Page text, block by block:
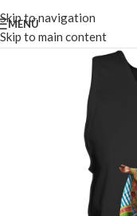
Skip to navigation
Skip to main content
MENÜ